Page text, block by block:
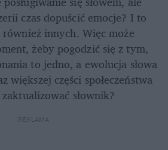
czas dopuścić emocje? I to
innych. Więc może
żeby pogodzić się z tym,
to jedno, a ewolucja słowa
większej części społeczeństwa
słownik?
REKLAMA